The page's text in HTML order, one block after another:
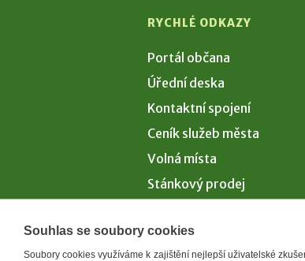
RYCHLÉ ODKAZY
Portál občana
Úřední deska
Kontaktní spojení
Ceník služeb města
Volná místa
Stánkový prodej
Souhlas se soubory cookies
Soubory cookies využíváme k zajištění nejlepší uživatelské